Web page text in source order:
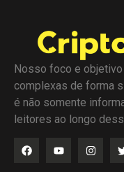
Nosso foco e
complexas de forma
é não somente
leitores ao longo